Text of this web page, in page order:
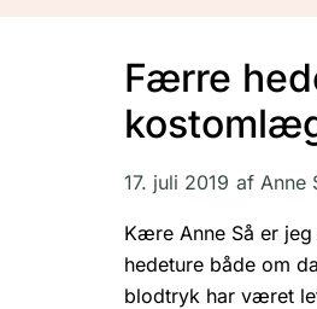
Færre
17. juli 2019 af Anne
Kære Anne Så er
hedeture både om
blodtryk har været